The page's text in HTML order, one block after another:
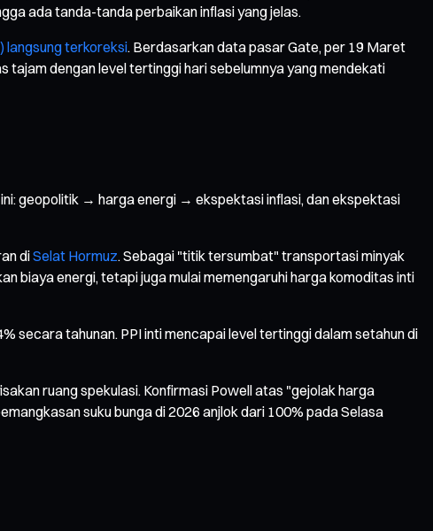
ada tanda-tanda perbaikan inflasi yang jelas.
langsung terkoreksi. Berdasarkan data pasar Gate, per 19 Maret
tajam dengan level tertinggi hari sebelumnya yang mendekati
geopolitik → harga energi → ekspektasi inflasi, dan ekspektasi
diSelat Hormuz. Sebagai "titik tersumbat" transportasi minyak
biaya energi, tetapi juga mulai memengaruhi harga komoditas inti
secara tahunan. PPI inti mencapai level tertinggi dalam setahun di
ruang spekulasi. Konfirmasi Powell atas "gejolak harga
suku bunga di 2026 anjlok dari 100% pada Selasa